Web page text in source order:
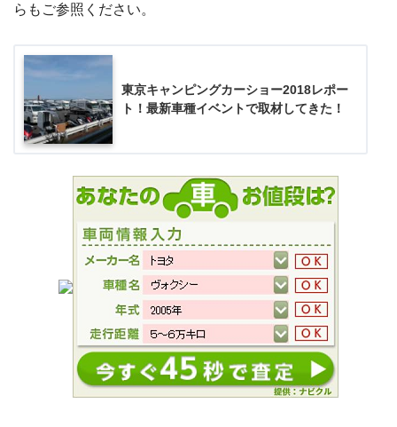
らもご参照ください。
東京キャンピングカーショー2018レポー
ト！最新車種イベントで取材してきた！